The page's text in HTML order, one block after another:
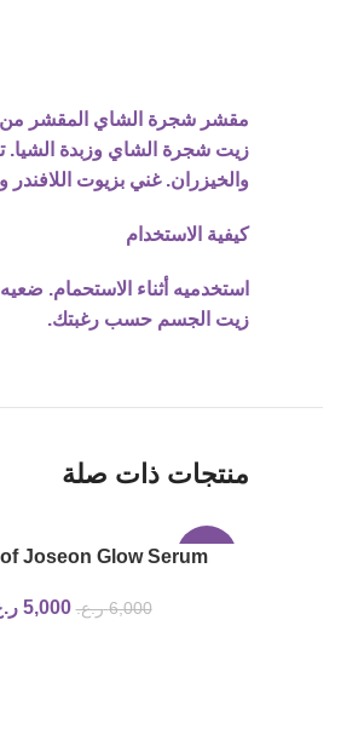
والخيزران. غني بزيوت اللافندر
كيفية الاستخدام
زيت الجسم حسب رغبتك.
منتجات ذات صلة
-17%
Joseon Glow Serum
6,000 ر.ع. 5,000